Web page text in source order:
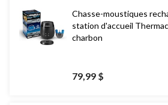
Chasse-moustiques
station d'accueil
charbon
79,99 $